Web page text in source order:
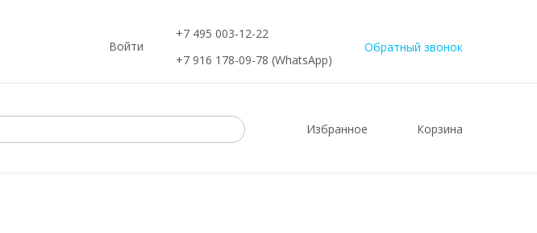
Войти
+7 495 003-12-22
+7 916 178-09-78 (WhatsApp)
Обратный звонок
Избранное Корзина